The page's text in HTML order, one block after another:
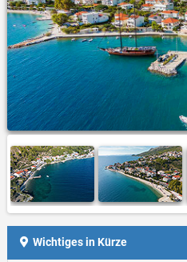
Wichtiges in Kürze